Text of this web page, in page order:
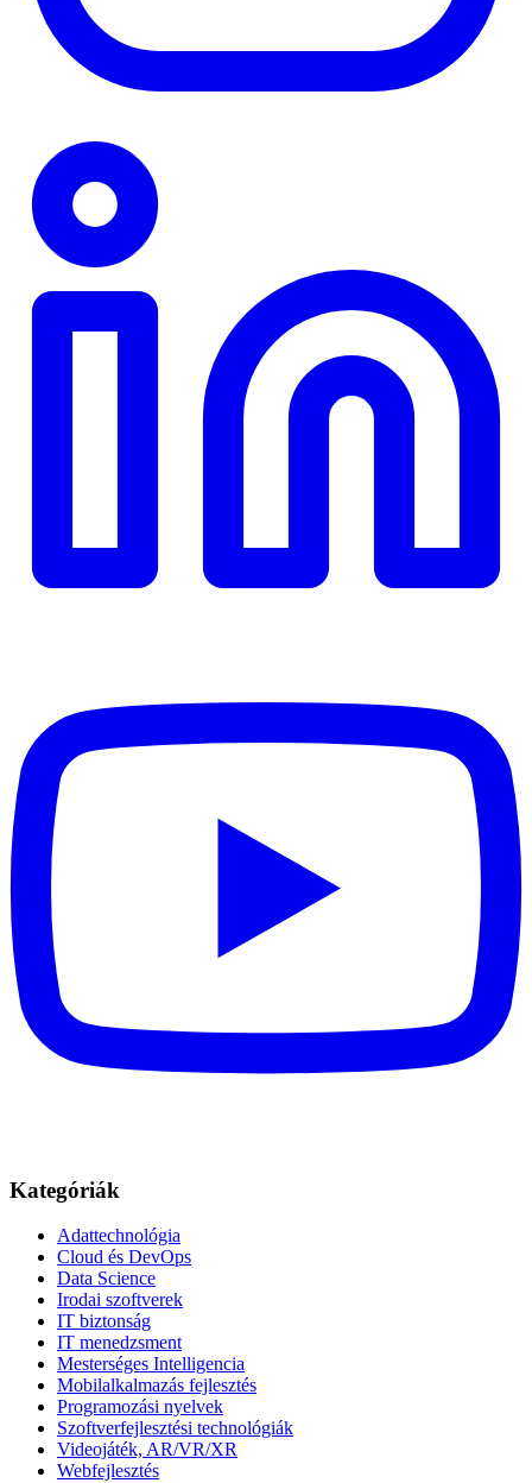
Kategóriák
Adattechnológia
Cloud és DevOps
Data Science
Irodai szoftverek
IT biztonság
IT menedzsment
Mesterséges Intelligencia
Mobilalkalmazás fejlesztés
Programozási nyelvek
Szoftverfejlesztési technológiák
Videojáték, AR/VR/XR
Webfejlesztés